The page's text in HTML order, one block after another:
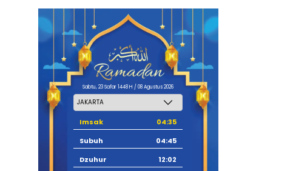
Sabtu, 23 Safar 1448 H / 08 Agustus 2026
Imsak
04:35
Subuh
04:45
Dzuhur
12:02